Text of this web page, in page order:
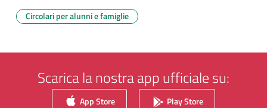
Circolari per alunni e famiglie
Scarica la nostra app ufficiale su:
App Store Play Store